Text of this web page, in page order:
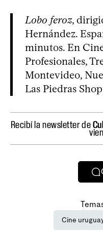
Lobo feroz,
Hernández.
minutos. En
Profesionales,
Montevideo,
Las Piedras
Recibí la newsletter de
Cine